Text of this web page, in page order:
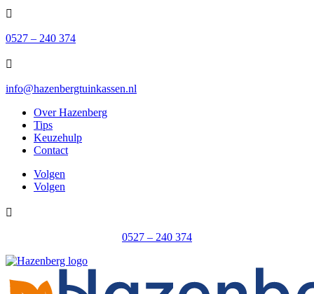

0527 – 240 374

info@hazenbergtuinkassen.nl
Over Hazenberg
Tips
Keuzehulp
Contact
Volgen
Volgen

0527 – 240 374